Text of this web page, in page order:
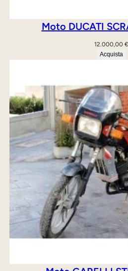
Moto DUCATI
12.000,00 €
Acquista